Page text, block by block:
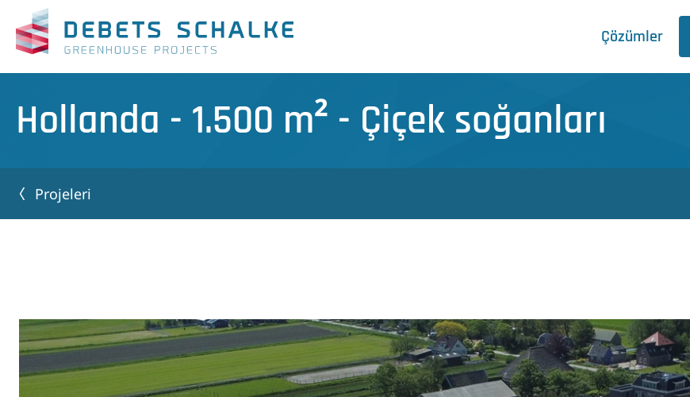
Çözümler
Hollanda - 1.500 m² - Çiçek soğanları
Projeleri